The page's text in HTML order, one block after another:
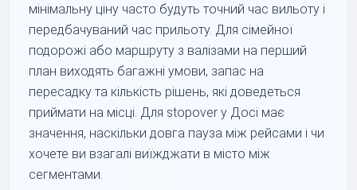
мінімальну ціну часто будуть точний час вильоту і
передбачуваний час прильоту. Для сімейної
подорожі або маршруту з валізами на перший
план виходять багажні умови, запас на
пересадку та кількість рішень, які доведеться
приймати на місці. Для stopover у Досі має
значення, наскільки довга пауза між рейсами і чи
хочете ви взагалі виїжджати в місто між
сегментами.